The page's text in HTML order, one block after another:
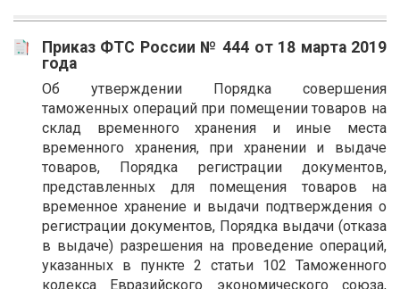
Приказ ФТС России № 444 от 18 марта 2019
года
Об утверждении Порядка совершения
таможенных операций при помещении товаров на
склад временного хранения и иные места
временного хранения, при хранении и выдаче
товаров, Порядка регистрации документов,
представленных для помещения товаров на
временное хранение и выдачи подтверждения о
регистрации документов, Порядка выдачи (отказа
в выдаче) разрешения на проведение операций,
указанных в пункте 2 статьи 102 Таможенного
кодекса Евразийского экономического союза,